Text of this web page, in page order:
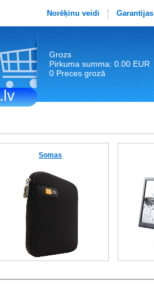
Norēķinu veidi Garantijas
Grozs
Pirkuma summa: 0.00 EUR
0 Preces grozā
Somas